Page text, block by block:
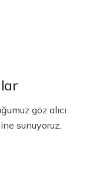
göz alıcı
sunuyoruz.